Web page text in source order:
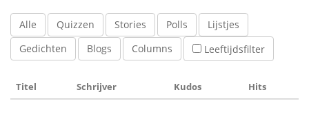
Alle Quizzen Stories Polls
Lijstjes
Gedichten
Blogs Columns Leeftijdsfilter
Titel Schrijver Kudos Hits